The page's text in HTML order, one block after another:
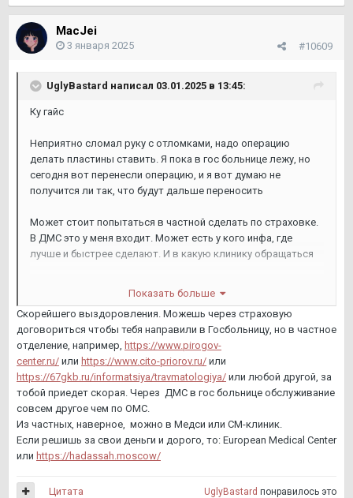
MacJei
#10609
3 января 2025
UglyBastard написал 03.01.2025 в 13:45:
Ку гайс
Неприятно сломал руку с отломками, надо операцию
делать пластины ставить. Я пока в гос больнице лежу, но
сегодня вот перенесли операцию, и я вот думаю не
получится ли так, что будут дальше переносить
Может стоит попытаться в частной сделать по страховке.
В ДМС это у меня входит. Может есть у кого инфа, где
лучше и быстрее сделают. И в какую клинику обращаться
Показать больше
Скорейшего выздоровления. Можешь через страховую
договориться чтобы тебя направили в Госбольницу, но в частное
отделение, например, https://www.pirogov-
center.ru/ или https://www.cito-priorov.ru/ или
https://67gkb.ru/informatsiya/travmatologiya/ или любой другой, за
тобой приедет скорая. Через ДМС в гос больнице обслуживание
совсем другое чем по ОМС.
Из частных, наверное, можно в Медси или СМ-клиник.
Если решишь за свои деньги и дорого, то: European Medical Center
или https://hadassah.moscow/
UglyBastard понравилось это
Цитата